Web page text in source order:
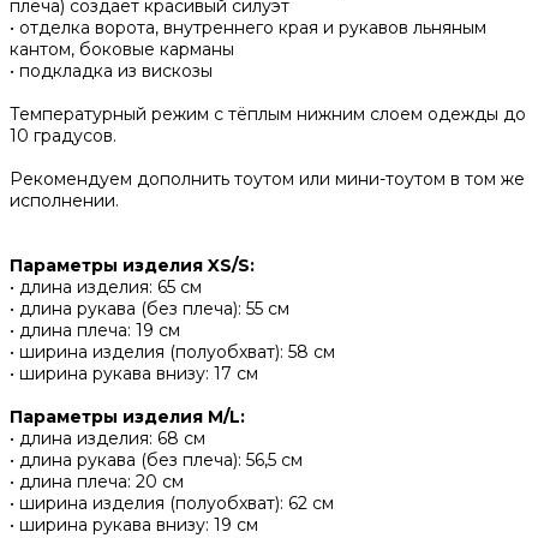
плеча) создает красивый силуэт
• отделка ворота, внутреннего края и рукавов льняным
кантом, боковые карманы
• подкладка из вискозы
Температурный режим с тёплым нижним слоем одежды до
10 градусов.
Рекомендуем дополнить тоутом или мини-тоутом в том же
исполнении.
Параметры изделия XS/S:
• длина изделия: 65 см
• длина рукава (без плеча): 55 см
• длина плеча: 19 см
• ширина изделия (полуобхват): 58 см
• ширина рукава внизу: 17 см
Параметры изделия M/L:
• длина изделия: 68 см
• длина рукава (без плеча): 56,5 см
• длина плеча: 20 см
• ширина изделия (полуобхват): 62 см
• ширина рукава внизу: 19 см